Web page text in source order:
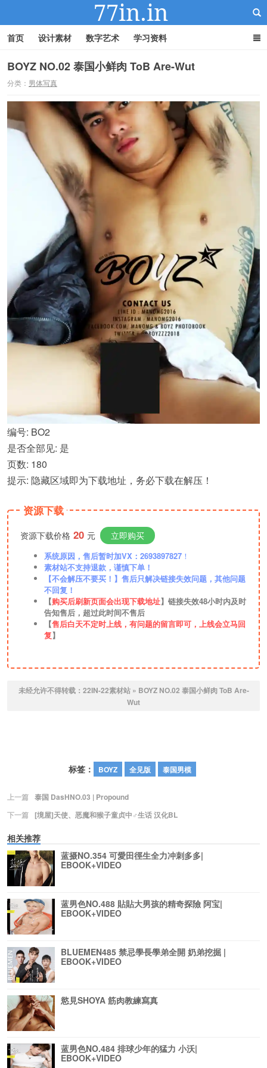
首页 设计素材 数字艺术 学习资料
BOYZ NO.02 泰国小鲜肉 ToB Are-Wut
分类： 男体写真
编号: BO2
是否全部见: 是
页数: 180
提示: 隐藏区域即为下载地址，务必下载在解压！
资源下载
资源下载价格 20 元 立即购买
系统原因，售后暂时加VX：2693897827 ！
素材站不支持退款，谨慎下单！
【不会解压不要买！】售后只解决链接失效问题，其他问题
不回复！
【购买后刷新页面会出现下载地址】链接失效48小时内及时
告知售后，超过此时间不售后
【售后白天不定时上线，有问题的留言即可，上线会立马回
复】
未经允许不得转载： 22IN-22素材站» BOYZ NO.02 泰国小鲜肉 ToB Are-
Wut
标签： BOYZ 全见版 泰国男模
上一篇 泰国 DasHNO.03 | Propound
下一篇
[境屋]天使、恶魔和猴子童贞中♂生话 汉化BL
相关推荐
蓝摄NO.354 可愛田徑生全力冲刺多多|
EBOOK+VIDEO
蓝男色NO.488 貼貼大男孩的精奇探險 阿宝|
EBOOK+VIDEO
BLUEMEN485 禁忌學長學弟全開 奶弟挖掘 |
EBOOK+VIDEO
慾見SHOYA 筋肉教練寫真
蓝男色NO.484 排球少年的猛力 小沃|
EBOOK+VIDEO